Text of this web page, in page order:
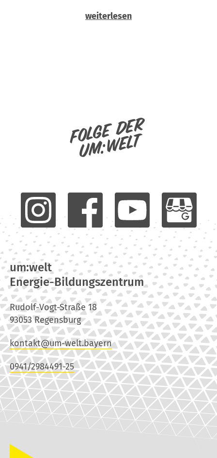
weiterlesen
Folge der
um:welt
um:welt
Energie-Bildungszentrum
Rudolf-Vogt-Straße 18
93053 Regensburg
kontakt@um-welt.bayern
0941/2984491-25